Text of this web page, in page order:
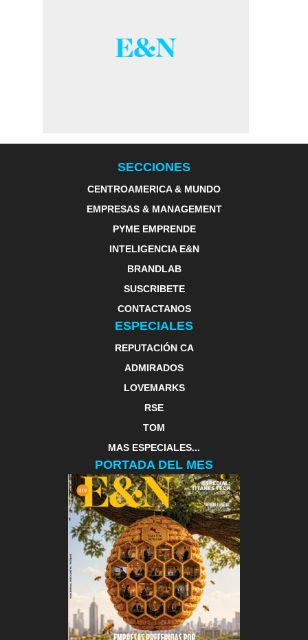
SECCIONES
CENTROAMERICA & MUNDO
EMPRESAS & MANAGEMENT
PYME EMPRENDE
INTELIGENCIA E&N
BRANDLAB
SUSCRIBETE
CONTACTANOS
ESPECIALES
REPUTACIÓN CA
ADMIRADOS
LOVEMARKS
RSE
TOM
MAS ESPECIALES...
PORTADA DEL MES